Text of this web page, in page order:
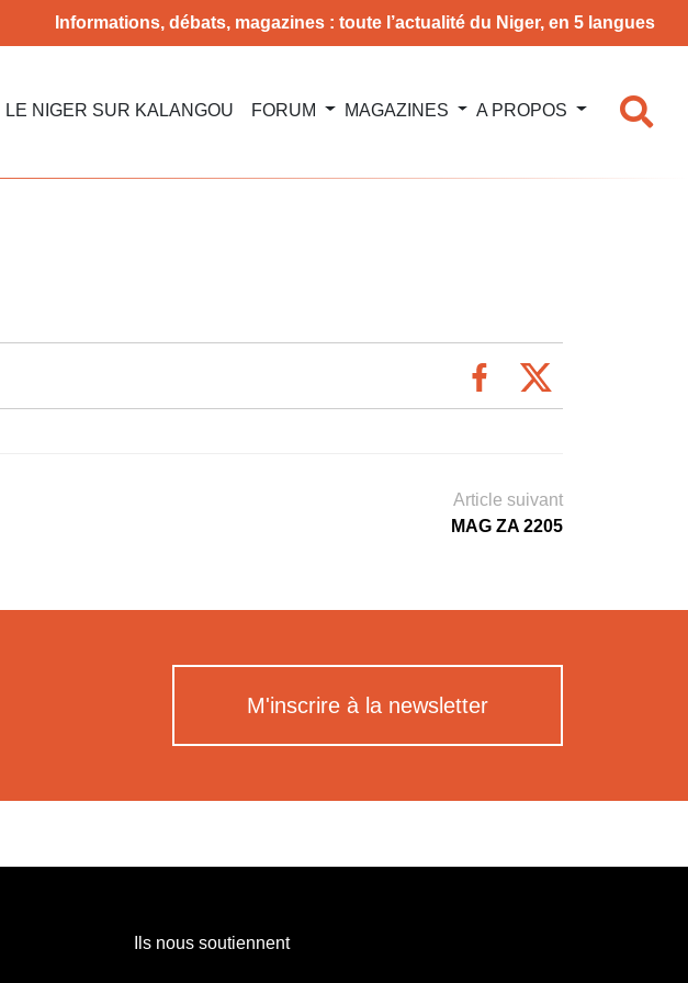
Informations, débats, magazines : toute l’actualité du Niger, en 5 langues
LE NIGER SUR KALANGOU FORUM MAGAZINES A PROPOS
Article suivant
MAG ZA 2205
M'inscrire à la newsletter
Ils nous soutiennent